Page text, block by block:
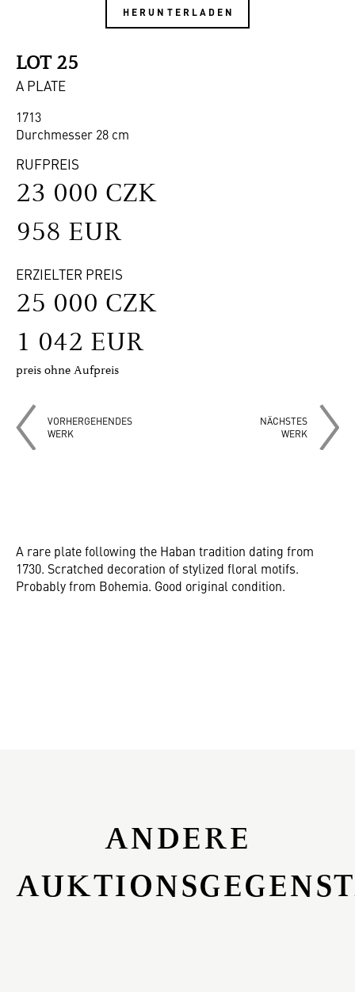
HERUNTERLADEN
LOT 25
A PLATE
1713
Durchmesser 28 cm
RUFPREIS
23 000 CZK
958 EUR
ERZIELTER PREIS
25 000 CZK
1 042 EUR
preis ohne Aufpreis
VORHERGEHENDES
WERK
NÄCHSTES
WERK
A rare plate following the Haban tradition dating from
1730. Scratched decoration of stylized floral motifs.
Probably from Bohemia. Good original condition.
ANDERE